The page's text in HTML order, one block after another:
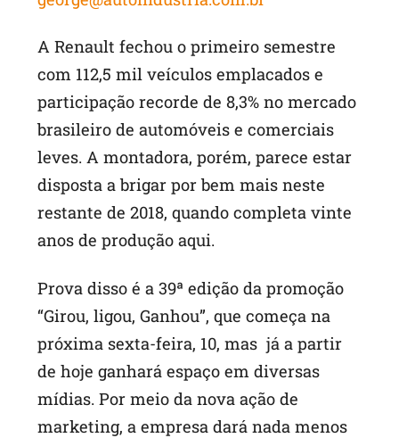
A Renault fechou o primeiro semestre
com 112,5 mil veículos emplacados e
participação recorde de 8,3% no mercado
brasileiro de automóveis e comerciais
leves. A montadora, porém, parece estar
disposta a brigar por bem mais neste
restante de 2018, quando completa vinte
anos de produção aqui.
Prova disso é a 39ª edição da promoção
“Girou, ligou, Ganhou”, que começa na
próxima sexta-feira, 10, mas já a partir
de hoje ganhará espaço em diversas
mídias. Por meio da nova ação de
marketing, a empresa dará nada menos